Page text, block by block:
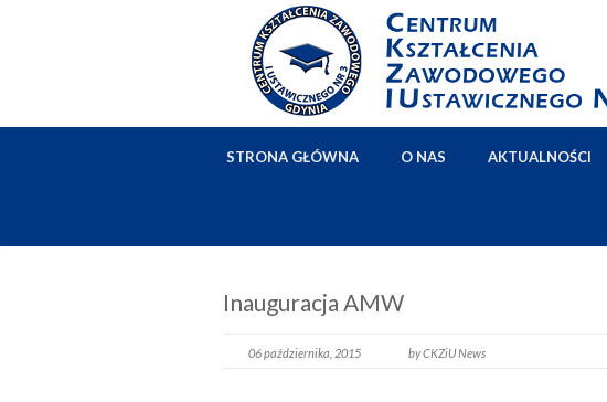
STRONA GŁÓWNA O NAS AKTUALNOŚCI
Inauguracja AMW
06 października, 2015 by CKZiU News